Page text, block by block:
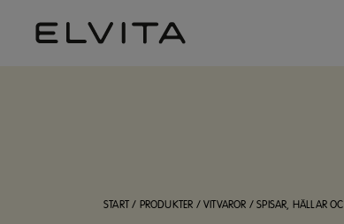
START / PRODUKTER /VITVAROR /SPISAR, HÄLLAR